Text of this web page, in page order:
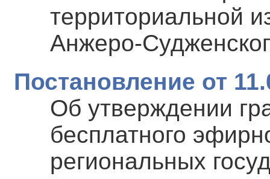
территориальной
Анжеро-
Постановление от
Об утверждении
бесплатного
региональных